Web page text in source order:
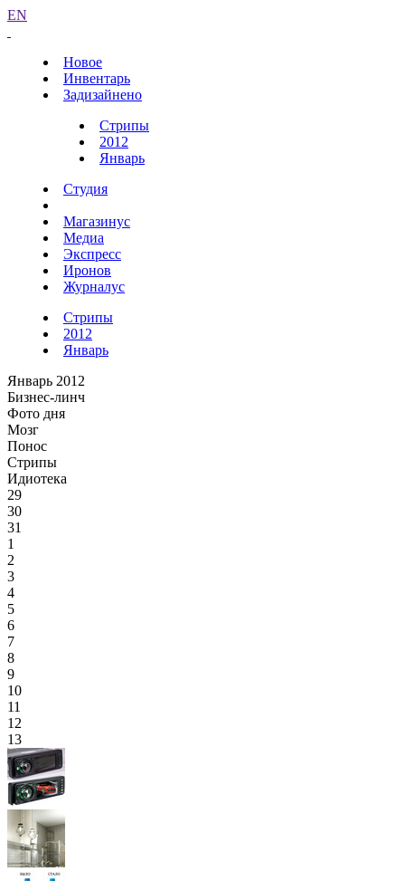
EN
Новое
Инвентарь
Задизайнено
Стрипы
2012
Январь
Студия
Магазинус
Медиа
Экспресс
Иронов
Журналус
Стрипы
2012
Январь
Январь 2012
Бизнес-линч
Фото дня
Мозг
Понос
Стрипы
Идиотека
29
30
31
1
2
3
4
5
6
7
8
9
10
11
12
13